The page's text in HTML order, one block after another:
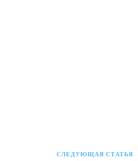
СЛЕДУЮЩАЯ СТАТЬЯ